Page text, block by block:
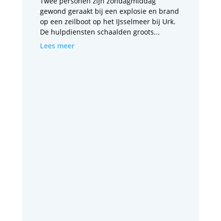
gewond geraakt bij een explosie en brand
op een zeilboot op het IJsselmeer bij Urk.
De hulpdiensten schaalden groots...
Lees meer